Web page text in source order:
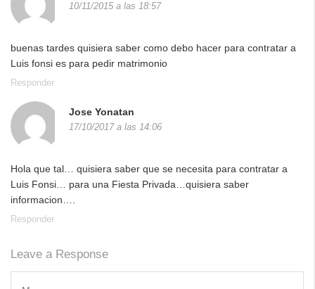
10/11/2015 a las 18:57
buenas tardes quisiera saber como debo hacer para contratar a
Luis fonsi es para pedir matrimonio
Responder
Jose Yonatan
17/10/2017 a las 14:06
Hola que tal… quisiera saber que se necesita para contratar a
Luis Fonsi… para una Fiesta Privada…quisiera saber
informacion….
Responder
Leave a Response